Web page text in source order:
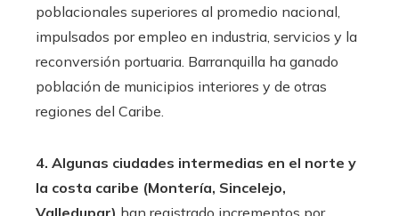
poblacionales superiores al promedio nacional,
impulsados por empleo en industria, servicios y la
reconversión portuaria. Barranquilla ha ganado
población de municipios interiores y de otras
regiones del Caribe.
4. Algunas ciudades intermedias en el norte y
la costa caribe (Montería, Sincelejo,
Valledupar) han registrado incrementos por